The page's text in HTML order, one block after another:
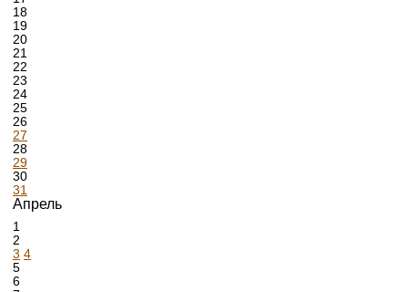
18
19
20
21
22
23
24
25
26
27
28
29
30
31
Апрель
1
2
3 4
5
6